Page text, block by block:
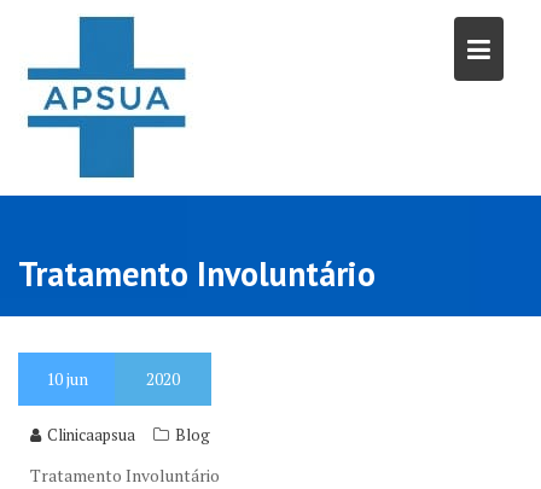
content
Tratamento Involuntário
10jun 2020
Clinicaapsua Blog
Tratamento Involuntário